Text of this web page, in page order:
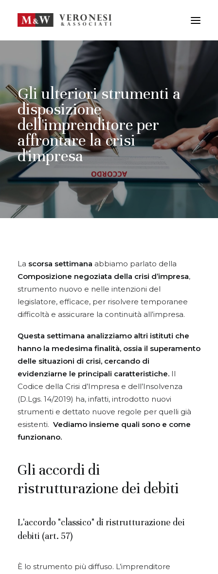
M&W STUDIO
SERVIZI
GUIDA LA TUA IMPRESA
APPROFONDIMENTI
TEAM
DICONO DI NOI
CONTATTI
ENG
FRA
RICERCA
Gli ulteriori strumenti a
disposizione
dell'imprenditore per
affrontare la crisi
d'impresa
La scorsa settimana abbiamo parlato della
Composizione negoziata della crisi d’impresa,
strumento nuovo e nelle intenzioni del
legislatore, efficace, per risolvere temporanee
difficoltà e assicurare la continuità all’impresa.
Questa settimana analizziamo altri istituti che
hanno la medesima finalità, ossia il superamento
delle situazioni di crisi, cercando di
evidenziarne le principali caratteristiche. Il
Codice della Crisi d’Impresa e dell’Insolvenza
(D.Lgs. 14/2019) ha, infatti, introdotto nuovi
strumenti e dettato nuove regole per quelli già
esistenti. Vediamo insieme quali sono e come
funzionano.
Gli accordi di
ristrutturazione dei debiti
L'accordo "classico" di ristrutturazione dei
debiti (art. 57)
È lo strumento più diffuso. L’imprenditore